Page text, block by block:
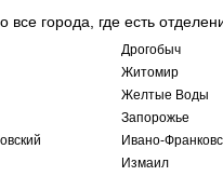
все города, где есть
Дрогобыч
Житомир
Желтые Воды
Запорожье
Ивано-
Измаил